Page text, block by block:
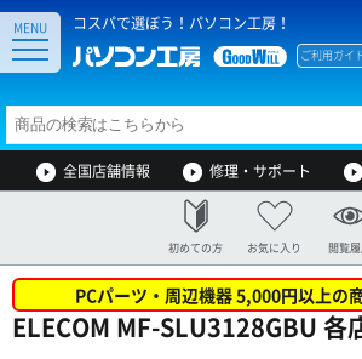
コスパで選ぼう！パソコン工房！
ご利用ガイ
MENU
全国店舗情報 修理・サポート
初めての方 お気に入り 閲覧
PCパーツ・周辺機器 5,000円以上の
ELECOM MF-SLU3128GBU 各